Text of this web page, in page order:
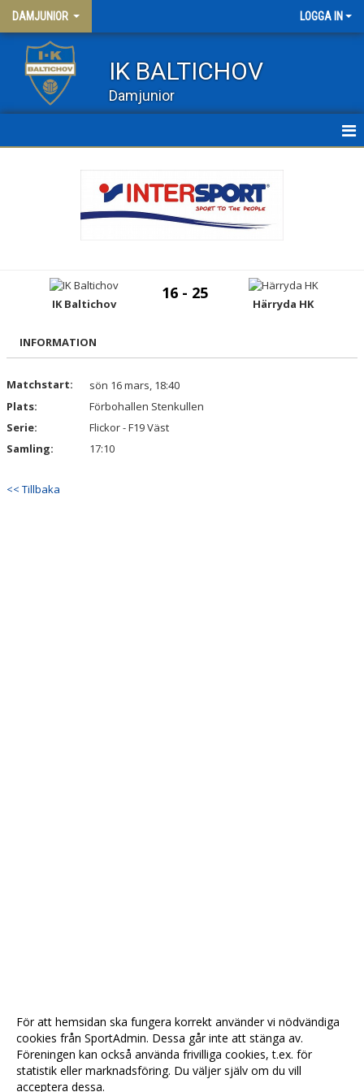
DAMJUNIOR LOGGA IN
IK BALTICHOV
Damjunior
BILDGALLERIIK Baltichov
16 - 25
Härryda HK
INFORMATION
Matchstart:
sön 16 mars, 18:40
Plats:
Förbohallen Stenkullen
Serie:
Flickor - F19 Väst
Samling:
17:10
<< Tillbaka
För att hemsidan ska fungera korrekt använder vi nödvändiga
cookies från SportAdmin. Dessa går inte att stänga av.
Föreningen kan också använda frivilliga cookies, t.ex. för
statistik eller marknadsföring. Du väljer själv om du vill
acceptera dessa.